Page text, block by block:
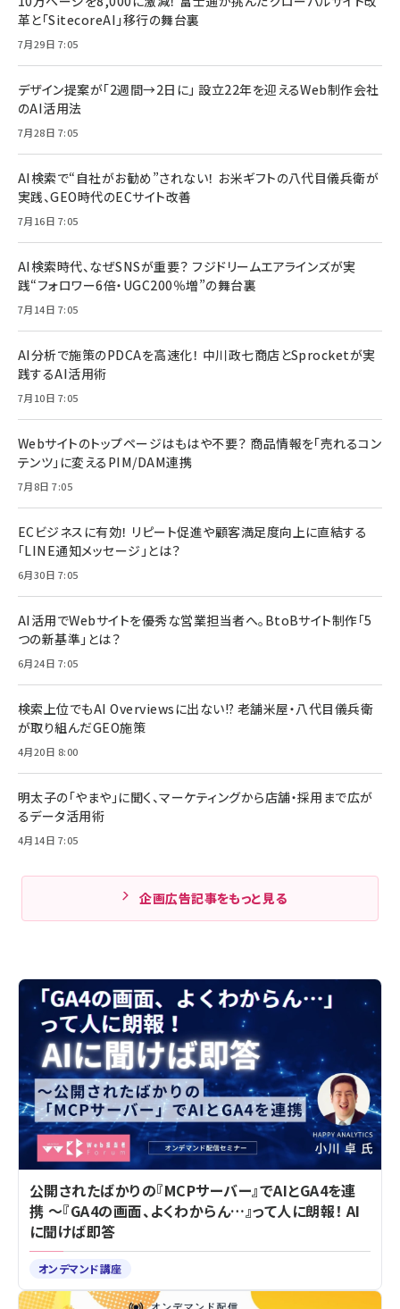
革と「SitecoreAI」移行の舞台裏
7月29日 7:05
デザイン提案が「2週間→2日に」 設立22年を迎えるWeb制作会社
のAI活用法
7月28日 7:05
AI検索で“自社がお勧め”されない！ お米ギフトの八代目儀兵衛が
実践、GEO時代のECサイト改善
7月16日 7:05
AI検索時代、なぜSNSが重要？ フジドリームエアラインズが実
践“フォロワー6倍・UGC200％増”の舞台裏
7月14日 7:05
AI分析で施策のPDCAを高速化！ 中川政七商店とSprocketが実
践するAI活用術
7月10日 7:05
Webサイトのトップページはもはや不要？ 商品情報を「売れるコン
テンツ」に変えるPIM/DAM連携
7月8日 7:05
ECビジネスに有効！ リピート促進や顧客満足度向上に直結する
「LINE通知メッセージ」とは？
6月30日 7:05
AI活用でWebサイトを優秀な営業担当者へ。BtoBサイト制作「5
つの新基準」とは？
6月24日 7:05
検索上位でもAI Overviewsに出ない!? 老舗米屋・八代目儀兵衛
が取り組んだGEO施策
4月20日 8:00
明太子の「やまや」に聞く、マーケティングから店舗・採用まで広が
るデータ活用術
4月14日 7:05
企画広告記事をもっと見る
公開されたばかりの『MCPサーバー』でAIとGA4を連
携 ～『GA4の画面、よくわからん…』って人に朗報！ AI
に聞けば即答
オンデマンド講座